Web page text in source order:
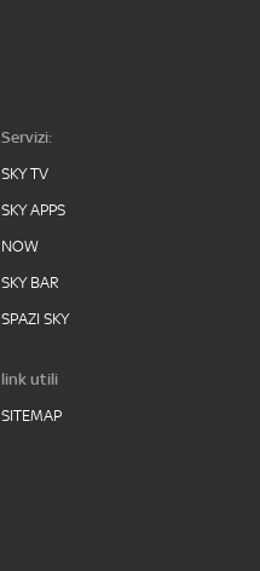
Servizi:
SKY TV
SKY APPS
NOW
SKY BAR
SPAZI SKY
link utili
SITEMAP